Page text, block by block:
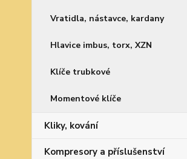
Vratidla, nástavce, kardany
Hlavice imbus, torx, XZN
Klíče trubkové
Momentové klíče
Kliky, kování
Kompresory a příslušenství